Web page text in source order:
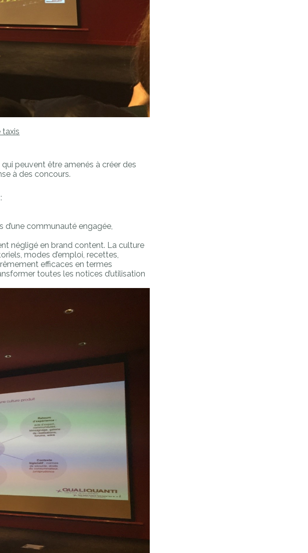
taxis
peuvent être amenés à créer des
à des concours.
communauté engagée,
négligé en brand content. La culture
modes d’emploi, recettes,
efficaces en termes
toutes les notices d’utilisation